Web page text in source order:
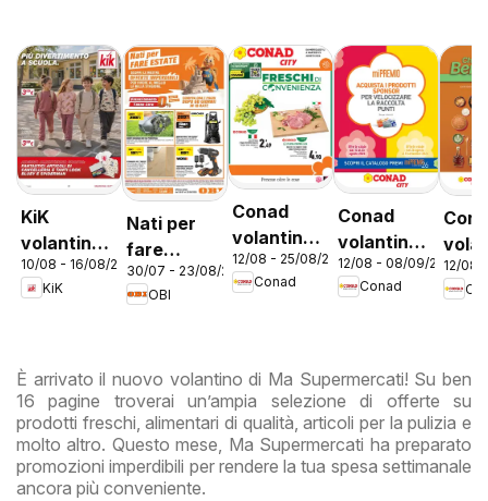
KiK
volantino
Più
divertimento
10/08 - 16/08/2026
KiK
Nati per
fare
estate
30/07 - 23/08/2026
OBI
Conad
volantino
City Lazio
12/08 - 25/08/2026
Conad
Conad
volantino
City Mi
Premio
12/08 - 08/09/2026
Conad
Lazio
12/08
È arrivato il nuovo volantino di Ma Supermercati! Su ben
16 pagine troverai un’ampia selezione di offerte su
prodotti freschi, alimentari di qualità, articoli per la pulizia e
molto altro. Questo mese, Ma Supermercati ha preparato
promozioni imperdibili per rendere la tua spesa settimanale
ancora più conveniente.